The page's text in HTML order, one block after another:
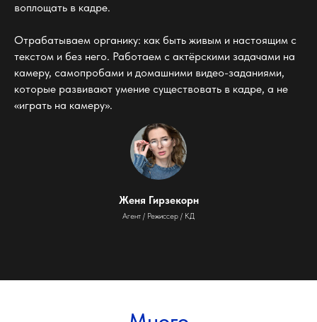
воплощать в кадре.
Отрабатываем органику: как быть живым и настоящим с
текстом и без него. Работаем с актёрскими задачами на
камеру, самопробами и домашними видео-заданиями,
которые развивают умение существовать в кадре, а не
«играть на камеру».
Женя Гирзекорн
Агент / Режиссер / КД